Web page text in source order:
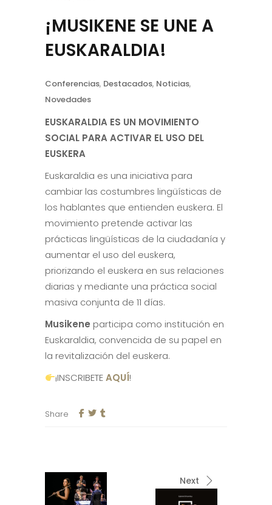
¡MUSIKENE SE UNE A
EUSKARALDIA!
Conferencias, Destacados, Noticias,
Novedades
EUSKARALDIA ES UN MOVIMIENTO
SOCIAL PARA ACTIVAR EL USO DEL
EUSKERA
Euskaraldia es una iniciativa para
cambiar las costumbres lingüísticas de
los hablantes que entienden euskera. El
movimiento pretende activar las
prácticas lingüísticas de la ciudadanía y
aumentar el uso del euskera,
priorizando el euskera en sus relaciones
diarias y mediante una práctica social
masiva conjunta de 11 días.
Musikene participa como institución en
Euskaraldia, convencida de su papel en
la revitalización del euskera.
¡INSCRIBETEAQUÍ!
Share
Next